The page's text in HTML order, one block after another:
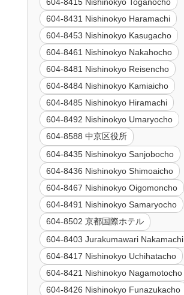
604-8431 Nishinokyo Haramachi
604-8453 Nishinokyo Kasugacho
604-8461 Nishinokyo Nakahocho
604-8481 Nishinokyo Reisencho
604-8484 Nishinokyo Kamiaicho
604-8485 Nishinokyo Hiramachi
604-8492 Nishinokyo Umaryocho
604-8588 中京区役所
604-8435 Nishinokyo Sanjobocho
604-8436 Nishinokyo Shimoaicho
604-8467 Nishinokyo Oigomoncho
604-8491 Nishinokyo Samaryocho
604-8502 京都国際ホテル
604-8403 Jurakumawari Nakamachi
604-8417 Nishinokyo Uchihatacho
604-8421 Nishinokyo Nagamotocho
604-8426 Nishinokyo Funazukacho